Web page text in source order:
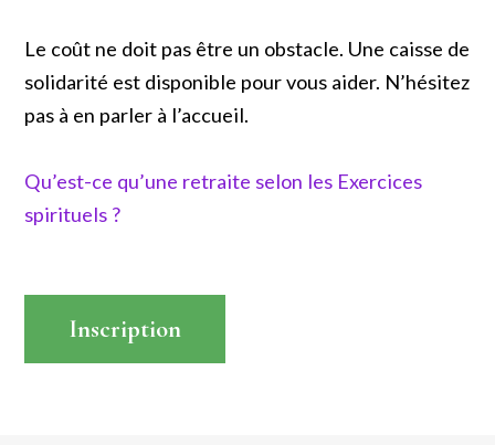
Le coût ne doit pas être un obstacle. Une caisse de
solidarité est disponible pour vous aider. N’hésitez
pas à en parler à l’accueil.
Qu’est-ce qu’une retraite selon les Exercices
spirituels ?
Inscription